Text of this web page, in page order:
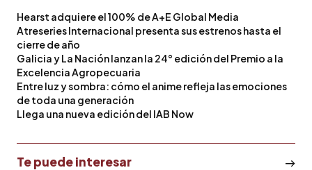
Hearst adquiere el 100% de A+E Global Media
Atreseries Internacional presenta sus estrenos hasta el
cierre de año
Galicia y La Nación lanzan la 24° edición del Premio a la
Excelencia Agropecuaria
Entre luz y sombra: cómo el anime refleja las emociones
de toda una generación
Llega una nueva edición del IAB Now
Te puede interesar